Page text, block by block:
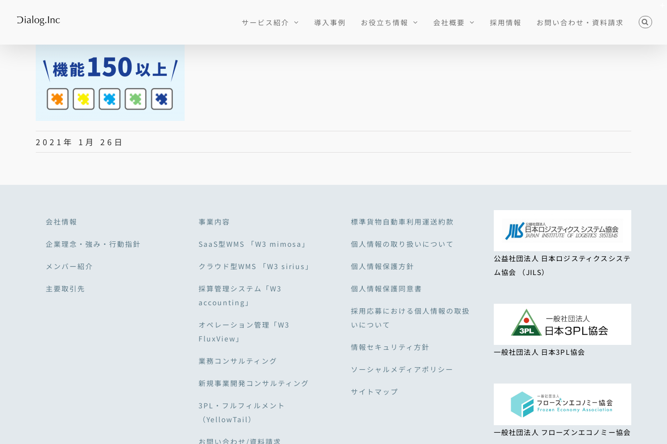
サービス紹介 導入事例 お役立ち情報 会社概要 採用情報 お問い合わせ・資料請求
2021年 1月 26日
会社情報
企業理念・強み・行動指針
メンバー紹介
主要取引先
事業内容
SaaS型WMS 「W3 mimosa」
クラウド型WMS 「W3 sirius」
採算管理システム「W3
accounting」
オペレーション管理「W3
FluxView」
業務コンサルティング
新規事業開発コンサルティング
3PL・フルフィルメント
（YellowTail）
お問い合わせ/資料請求
標準貨物自動車利用運送約款
個人情報の取り扱いについて
個人情報保護方針
個人情報保護同意書
採用応募における個人情報の取扱
いについて
情報セキュリティ方針
ソーシャルメディアポリシー
サイトマップ
公益社団法人 日本ロジスティクスシステ
ム協会 （JILS）
一般社団法人 日本3PL協会
一般社団法人 フローズンエコノミー協会